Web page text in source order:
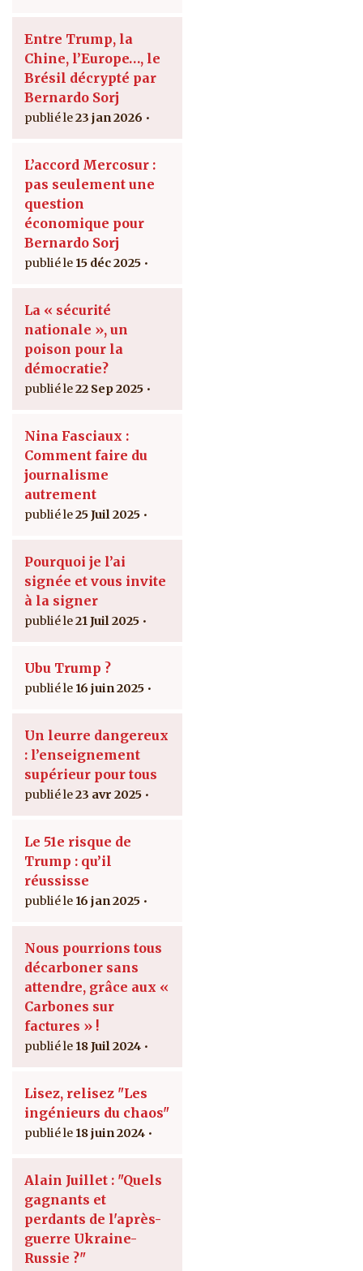
Entre Trump, la
Chine, l’Europe…, le
Brésil décrypté par
Bernardo Sorj
23 jan 2026
L’accord Mercosur :
pas seulement une
question
économique pour
Bernardo Sorj
15 déc 2025
La « sécurité
nationale », un
poison pour la
démocratie?
22 Sep 2025
Nina Fasciaux :
Comment faire du
journalisme
autrement
25 Juil 2025
Pourquoi je l’ai
signée et vous invite
à la signer
21 Juil 2025
Ubu Trump ?
16 juin 2025
Un leurre dangereux
: l’enseignement
supérieur pour tous
23 avr 2025
Le 51e risque de
Trump : qu’il
réussisse
16 jan 2025
Nous pourrions tous
décarboner sans
attendre, grâce aux «
Carbones sur
factures » !
18 Juil 2024
Lisez, relisez "Les
ingénieurs du chaos"
18 juin 2024
Alain Juillet : "Quels
gagnants et
perdants de l'après-
guerre Ukraine-
Russie ?"